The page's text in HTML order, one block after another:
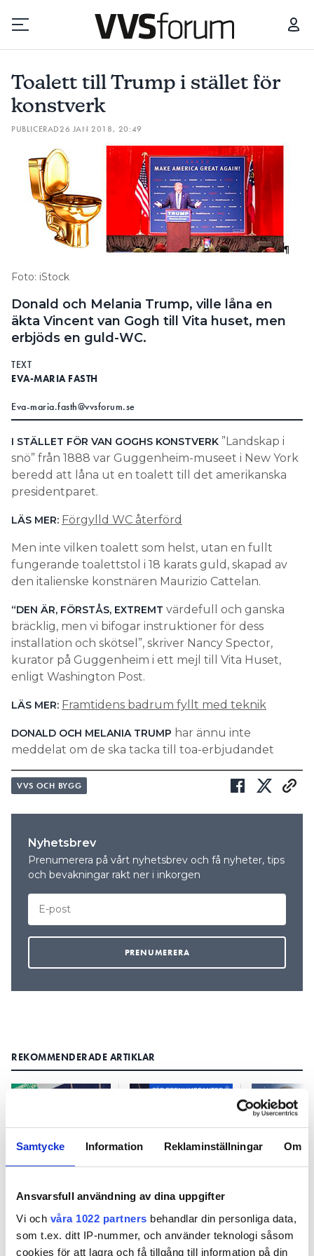
Samtycke Information Reklaminställningar Om
Ansvarsfull användning av dina uppgifter
Vi och våra 1022 partners behandlar din personliga data,
som t.ex. ditt IP-nummer, och använder teknologi såsom
cookies för att lagra och få tillgång till information på din
Prenumerera
Hantera prenumeration
Lediga jobb
Annonsera
Läs E-tidningen
Kontakt
Information om GDPR
SEARCH
Toalett till Trump i stället för
konstverk
PUBLICERAD26 JAN 2018, 20:49
Foto: iStock
Donald och Melania Trump, ville låna en
äkta Vincent van Gogh till Vita huset, men
erbjöds en guld-WC.
TEXT
EVA-MARIA FASTH
Eva-maria.fasth@vvsforum.se
I STÄLLET FÖR VAN GOGHS KONSTVERK ”Landskap i
snö” från 1888 var Guggenheim-museet i New York
beredd att låna ut en toalett till det amerikanska
presidentparet.
LÄS MER: Förgylld WC återförd
Men inte vilken toalett som helst, utan en fullt
fungerande toalettstol i 18 karats guld, skapad av
den italienske konstnären Maurizio Cattelan.
“DEN ÄR, FÖRSTÅS, EXTREMT värdefull och ganska
bräcklig, men vi bifogar instruktioner för dess
installation och skötsel”, skriver Nancy Spector,
kurator på Guggenheim i ett mejl till Vita Huset,
enligt Washington Post.
LÄS MER: Framtidens badrum fyllt med teknik
DONALD OCH MELANIA TRUMP har ännu inte
meddelat om de ska tacka till toa-erbjudandet
VVS OCH BYGG
Nyhetsbrev
Prenumerera på vårt nyhetsbrev och få nyheter, tips
och bevakningar rakt ner i inkorgen
REKOMMENDERADE ARTIKLAR
Får man inte ha
med VVC?
FÖR PRENUMERANTER
Krävs golvbrunn
här fallet?
Är det
TOALETT TILL TRUMP I STÄLLET FÖR KONSTVERK FÅR MAN